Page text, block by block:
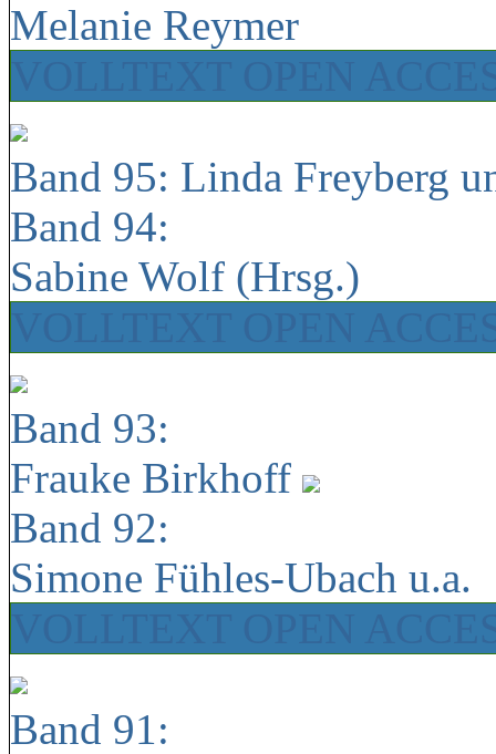
Melanie Reymer
Band 95: Linda Freyberg
Band 94:
Sabine Wolf (Hrsg.)
Band 93:
Frauke Birkhoff
Band 92:
Simone Fühles-Ubach u.a.
Band 91: